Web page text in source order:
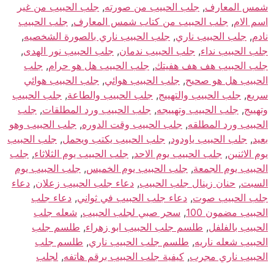
شمس المعارف, جلب الحبيب من صورته, جلب الحبيب من غير
اسم الام, جلب الحبيب من كتاب شمس المعارف, جلب الحبيب
نادم, جلب الحبيب ناري, جلب الحبيب ناري بالصورة الشخصيه,
جلب الحبيب نداء, جلب الحبيب ندمان, جلب الحبيب نور الهدى,
جلب الحبيب هف هف هفيتك, جلب الحبيب هل هو حرام, جلب
الحبيب هل هو صحيح, جلب الحبيب هوائي, جلب الحبيب هوائي
سريع, جلب الحبيب والتهييج, جلب الحبيب والطاعة, جلب الحبيب
وتهييج, جلب الحبيب وتهييجه, جلب الحبيب ورد المطلقات, جلب
الحبيب ورد المطلقه, جلب الحبيب وقت الدوره, جلب الحبيب وهو
بعيد, جلب الحبيب ياودود, جلب الحبيب يكتب ويحمل, جلب الحبيب
يوم الاثنين, جلب الحبيب يوم الاحد, جلب الحبيب يوم الثلاثاء, جلب
الحبيب يوم الجمعة, جلب الحبيب يوم الخميس, جلب الحبيب يوم
السبت, حنان زينال جلب الحبيب, دعاء جلب الحبيب زعلان, دعاء
جلب الحبيب صوت, دعاء جلب الحبيب في ثواني, دعاء جلب
الحبيب مضمون 100
, سحر صبي لجلب الحبيب, شعله جلب
الحبيب بالفلفل, طلسم جلب الحبيب ابو زهراء, طلسم جلب
الحبيب شعله ناريه, طلسم جلب الحبيب ناري, طلسم جلب
الحبيب ناري مجرب, كيفية جلب الحبيب برقم هاتفه, لجلب